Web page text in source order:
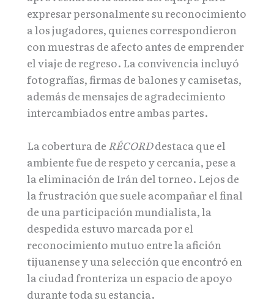
expresar personalmente su reconocimiento
a los jugadores, quienes correspondieron
con muestras de afecto antes de emprender
el viaje de regreso. La convivencia incluyó
fotografías, firmas de balones y camisetas,
además de mensajes de agradecimiento
intercambiados entre ambas partes.
La cobertura de RÉCORDdestaca que el
ambiente fue de respeto y cercanía, pese a
la eliminación de Irán del torneo. Lejos de
la frustración que suele acompañar el final
de una participación mundialista, la
despedida estuvo marcada por el
reconocimiento mutuo entre la afición
tijuanense y una selección que encontró en
la ciudad fronteriza un espacio de apoyo
durante toda su estancia.